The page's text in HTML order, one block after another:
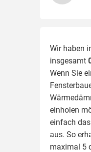
Wir haben
insgesamt
Wenn Sie
einholen
einfach
aus. So
maximal 5